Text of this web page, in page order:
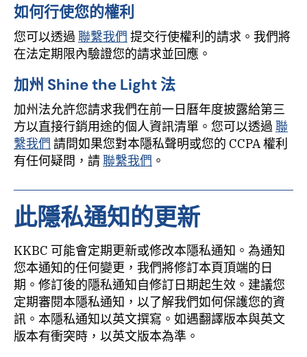
如何行使您的權利
您可以透過聯繫我們 提交行使權利的請求。我們將
在法定期限內驗證您的請求並回應。
加州 Shine the Light 法
加州法允許您請求我們在前一日曆年度披露給第三
方以直接行銷用途的個人資訊清單。您可以透過聯
繫我們 請問如果您對本隱私聲明或您的 CCPA 權利
有任何疑問，請聯繫我們 。
此隱私通知的更新
KKBC 可能會定期更新或修改本隱私通知。為通知
您本通知的任何變更，我們將修訂本頁頂端的日
期。修訂後的隱私通知自修訂日期起生效。建議您
定期審閱本隱私通知，以了解我們如何保護您的資
訊。本隱私通知以英文撰寫。如遇翻譯版本與英文
版本有衝突時，以英文版本為準。